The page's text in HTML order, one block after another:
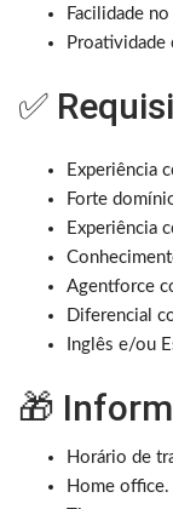
Facilidade
Proatividade
✅
Experiência
Forte
Experiência
Agentforce
Diferencial
Inglês e/ou
🎁
Horário de
Home office.